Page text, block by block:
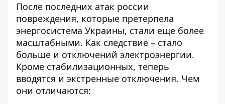
После последних атак россии
повреждения, которые претерпела
энергосистема Украины, стали еще более
масштабными. Как следствие – стало
больше и отключений электроэнергии.
Кроме стабилизационных, теперь
вводятся и экстренные отключения. Чем
они отличаются: